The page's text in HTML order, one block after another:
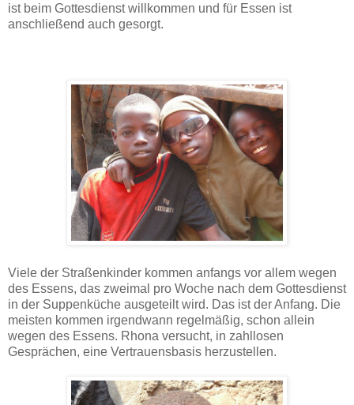
ist beim Gottesdienst willkommen und für Essen ist
anschließend auch gesorgt.
Viele der Straßenkinder kommen anfangs vor allem wegen
des Essens, das zweimal pro Woche nach dem Gottesdienst
in der Suppenküche ausgeteilt wird. Das ist der Anfang. Die
meisten kommen irgendwann regelmäßig, schon allein
wegen des Essens. Rhona versucht, in zahllosen
Gesprächen, eine Vertrauensbasis herzustellen.